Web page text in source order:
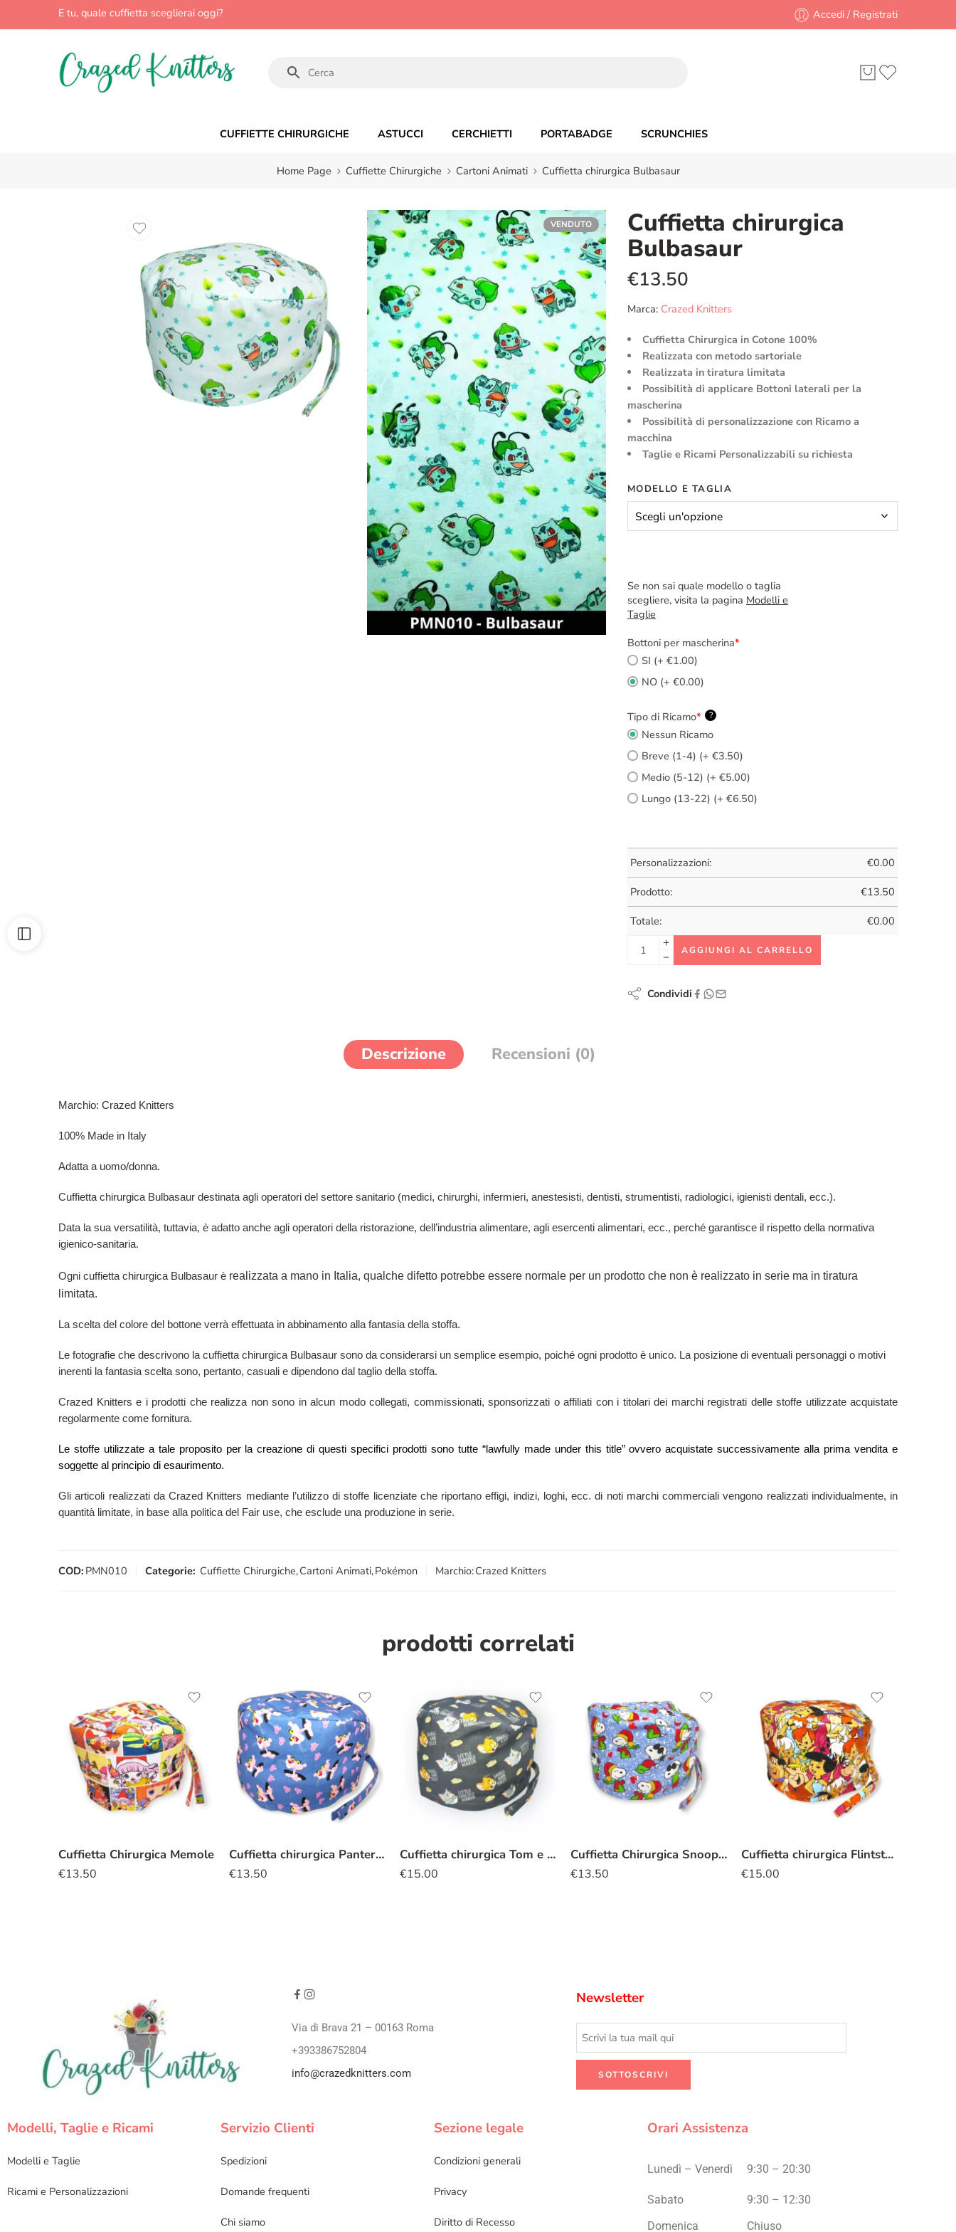
E tu, quale cuffietta sceglierai oggi? Accedi / Registrati
CUFFIETTE CHIRURGICHE ASTUCCI CERCHIETTI PORTABADGE SCRUNCHIES
Home Page Cuffiette Chirurgiche Cartoni Animati Cuffietta chirurgica Bulbasaur
VENDUTO Cuffietta chirurgica
Bulbasaur
€13.50
Marca: Crazed Knitters
Cuffietta Chirurgica in Cotone 100%
Realizzata con metodo sartoriale
Realizzata in tiratura limitata
Possibilità di applicare Bottoni laterali per la
mascherina
Possibilità di personalizzazione con Ricamo a
macchina
Taglie e Ricami Personalizzabili su richiesta
MODELLO E TAGLIA
Se non sai quale modello o taglia
scegliere, visita la pagina Modelli e
Taglie
Bottoni per mascherina*
SI (+ €1.00)
NO (+ €0.00)
Tipo di Ricamo* ?
Nessun Ricamo
Breve (1-4) (+ €3.50)
Medio (5-12) (+ €5.00)
Lungo (13-22) (+ €6.50)
Personalizzazioni: €0.00
Prodotto: €13.50
Totale: €0.00
AGGIUNGI AL CARRELLO
Condividi
Descrizione Recensioni (0)
Marchio: Crazed Knitters
100% Made in Italy
Adatta a uomo/donna.
Cuffietta chirurgica Bulbasaur destinata agli operatori del settore sanitario (medici, chirurghi, infermieri, anestesisti, dentisti, strumentisti, radiologici, igienisti dentali, ecc.).
Data la sua versatilità, tuttavia, è adatto anche agli operatori della ristorazione, dell’industria alimentare, agli esercenti alimentari, ecc., perché garantisce il rispetto della normativa
igienico-sanitaria.
Ogni cuffietta chirurgica Bulbasaur è realizzata a mano in Italia, qualche difetto potrebbe essere normale per un prodotto che non è realizzato in serie ma in tiratura
limitata.
La scelta del colore del bottone verrà effettuata in abbinamento alla fantasia della stoffa.
Le fotografie che descrivono la cuffietta chirurgica Bulbasaur sono da considerarsi un semplice esempio, poiché ogni prodotto è unico. La posizione di eventuali personaggi o motivi
inerenti la fantasia scelta sono, pertanto, casuali e dipendono dal taglio della stoffa.
Crazed Knitters e i prodotti che realizza non sono in alcun modo collegati, commissionati, sponsorizzati o affiliati con i titolari dei marchi registrati delle stoffe utilizzate acquistate
regolarmente come fornitura.
Le stoffe utilizzate a tale proposito per la creazione di questi specifici prodotti sono tutte “lawfully made under this title” ovvero acquistate successivamente alla prima vendita e
soggette al principio di esaurimento.
Gli articoli realizzati da Crazed Knitters mediante l’utilizzo di stoffe licenziate che riportano effigi, indizi, loghi, ecc. di noti marchi commerciali vengono realizzati individualmente, in
quantità limitate, in base alla politica del Fair use, che esclude una produzione in serie.
COD: PMN010 Categorie: Cuffiette Chirurgiche,Cartoni Animati,Pokémon Marchio:Crazed Knitters
prodotti correlati
Cuffietta Chirurgica Memole
€13.50
Cuffietta chirurgica Pantera rosa
€13.50
Cuffietta chirurgica Tom e Jerry
€15.00
Cuffietta Chirurgica Snoopy natalizia azzurro
€13.50
Cuffietta chirurgica Flintstones
€15.00
Via di Brava 21 – 00163 Roma
+393386752804
info@crazedknitters.com
Newsletter
Modelli, Taglie e Ricami
Modelli e Taglie
Ricami e Personalizzazioni
Servizio Clienti
Spedizioni
Domande frequenti
Chi siamo
Sezione legale
Condizioni generali
Privacy
Diritto di Recesso
Orari Assistenza
Lunedì – Venerdì 9:30 – 20:30
Sabato 9:30 – 12:30
Domenica Chiuso